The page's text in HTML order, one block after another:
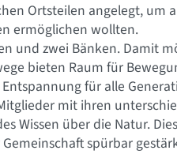
Ortsteilen angelegt, um
ermöglichen wollten.
und zwei Bänken. Damit
bieten Raum für
für alle
mit ihren
Wissen über die Natur.
spürbar